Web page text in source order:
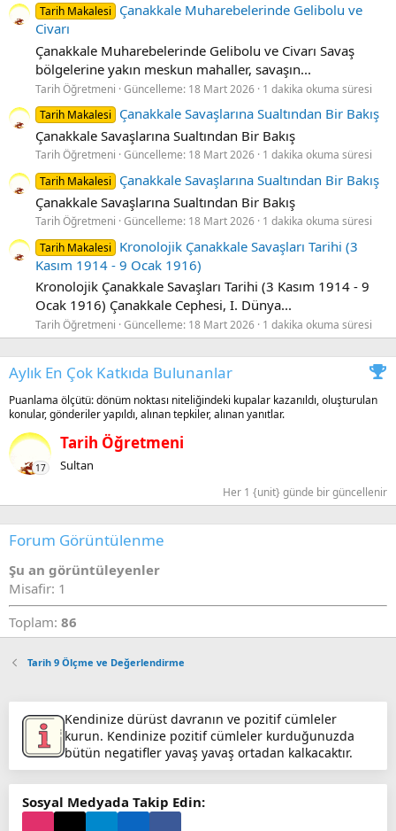
Tarih Makalesi
Çanakkale Muharebelerinde Gelibolu ve
Civarı
Çanakkale Muharebelerinde Gelibolu ve Civarı Savaş
bölgelerine yakın meskun mahaller, savaşın...
Tarih Öğretmeni Güncelleme: 18 Mart 2026 1 dakika okuma süresi
Tarih Makalesi
Çanakkale Savaşlarına Sualtından Bir Bakış
Çanakkale Savaşlarına Sualtından Bir Bakış
Tarih Öğretmeni Güncelleme: 18 Mart 2026 1 dakika okuma süresi
Tarih Makalesi
Çanakkale Savaşlarına Sualtından Bir Bakış
Çanakkale Savaşlarına Sualtından Bir Bakış
Tarih Öğretmeni Güncelleme: 18 Mart 2026 1 dakika okuma süresi
Tarih Makalesi
Kronolojik Çanakkale Savaşları Tarihi (3
Kasım 1914 - 9 Ocak 1916)
Kronolojik Çanakkale Savaşları Tarihi (3 Kasım 1914 - 9
Ocak 1916) Çanakkale Cephesi, I. Dünya...
Tarih Öğretmeni Güncelleme: 18 Mart 2026 1 dakika okuma süresi
Aylık En Çok Katkıda Bulunanlar
Puanlama ölçütü: dönüm noktası niteliğindeki kupalar kazanıldı, oluşturulan
konular, gönderiler yapıldı, alınan tepkiler, alınan yanıtlar.
17
Tarih Öğretmeni
Sultan
Her 1 {unit} günde bir güncellenir
Forum Görüntülenme
Şu an görüntüleyenler
Misafir: 1
Toplam: 86
Tarih 9 Ölçme ve Değerlendirme
Kendinize dürüst davranın ve pozitif cümleler
kurun. Kendinize pozitif cümleler kurduğunuzda
bütün negatifler yavaş yavaş ortadan kalkacaktır.
Sosyal Medyada Takip Edin: